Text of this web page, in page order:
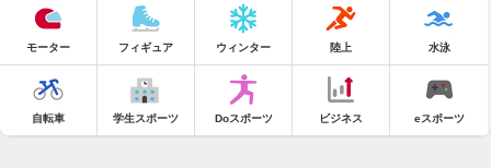
モーター フィギュア ウィンター 陸上 水泳
自転車 学生スポーツ Doスポーツ ビジネス eスポーツ